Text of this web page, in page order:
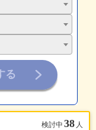
検討中 38 人